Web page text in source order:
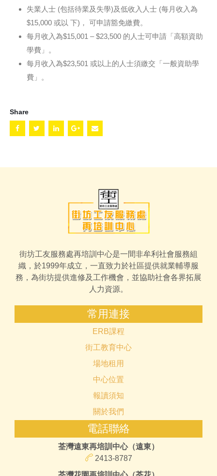
失業人士 (包括待業及失學)及低收入人士 (每月收入為
$15,000 或以 下)， 可申請豁免繳費。
每月收入為$15,001 – $23,500 的人士可申請「高額資助
學費」。
每月收入為$23,501 或以上的人士須繳交「一般資助學
費」。
Share
街坊工友服務處再培訓中心是一間非牟利社會服務組
織，於1999年成立，一直致力於社區提供就業輔導服
務，為街坊提供進修及工作機會，並協助社會各界拓展
人力資源。
常用連接
ERB課程
街工教育中心
場地租用
中心位置
報讀須知
關於我們
電話聯絡
荃灣遠東再培訓中心（遠東）
2413-8787